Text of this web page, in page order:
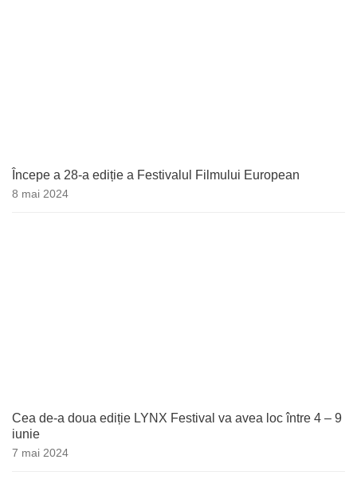
Începe a 28-a ediție a Festivalul Filmului European
8 mai 2024
Cea de-a doua ediție LYNX Festival va avea loc între 4 – 9
iunie
7 mai 2024